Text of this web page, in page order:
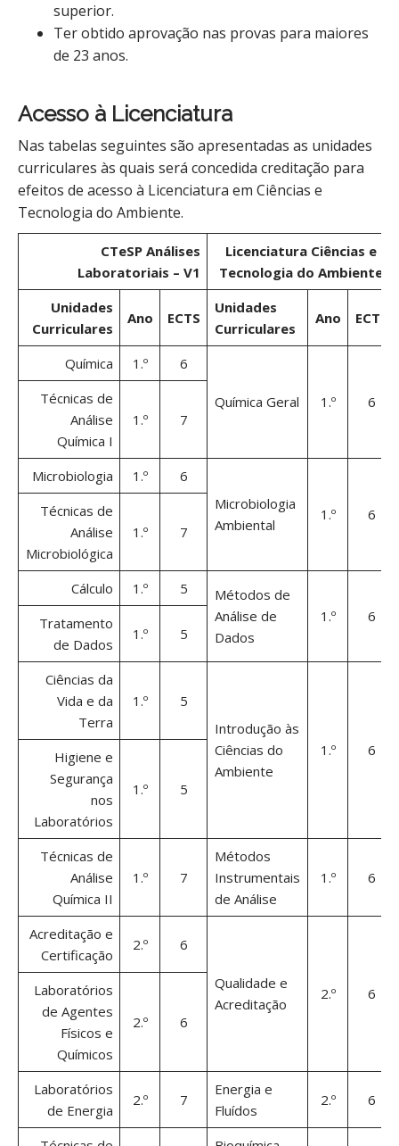
superior.
Ter obtido aprovação nas provas para maiores
de 23 anos.
Acesso à Licenciatura
Nas tabelas seguintes são apresentadas as unidades
curriculares às quais será concedida creditação para
efeitos de acesso à Licenciatura em Ciências e
Tecnologia do Ambiente.
CTeSP Análises
Laboratoriais – V1
Licenciatura Ciências e
Tecnologia do Ambiente
Unidades
Curriculares
Ano ECTS
Unidades
Curriculares
Ano ECTS
Química 1.º 6
Química Geral 1.º 6
Técnicas de
Análise
Química I
1.º 7
Microbiologia 1.º
6
Microbiologia
Ambiental
1.º 6
Técnicas de
Análise
Microbiológica
1.º 7
Cálculo 1.º 5
Métodos de
Análise de
Dados
1.º 6
Tratamento
de Dados
1.º 5
Ciências da
Vida e da
Terra
1.º
5
Introdução às
Ciências do
Ambiente
1.º 6
Higiene e
Segurança
nos
Laboratórios
1.º 5
Técnicas de
Análise
Química II
1.º 7
Métodos
Instrumentais
de Análise
1.º 6
Acreditação e
Certificação
2.º 6
Qualidade e
Acreditação
2.º 6
Laboratórios
de Agentes
Físicos e
Químicos
2.º 6
Laboratórios
de Energia
2.º 7
Energia e
Fluídos
2.º 6